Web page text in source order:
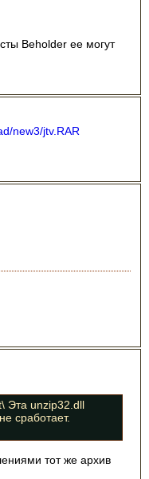
Beholder ее могут
new3/jtv.RAR
Эта unzip32.dll
сработает.
тот же архив